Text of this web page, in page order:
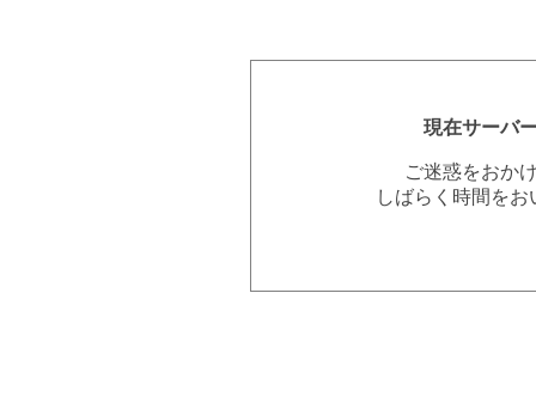
現在サーバ
ご迷惑をおか
しばらく時間を